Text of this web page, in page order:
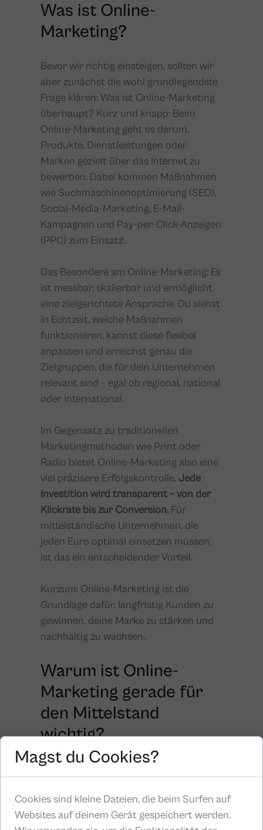
Was ist Online-
Marketing?
Bevor wir richtig einsteigen, sollten wir
aber zunächst die wohl grundlegendste
Frage klären: Was ist Online-Marketing
überhaupt? Kurz und knapp: Beim
Online-Marketing geht es darum,
Produkte, Dienstleistungen oder
Marken gezielt über das Internet zu
bewerben. Dabei kommen Maßnahmen
wie Suchmaschinenoptimierung (SEO),
Social-Media-Marketing, E-Mail-
Kampagnen und Pay-per-Click-Anzeigen
(PPC) zum Einsatz.
Das Besondere am Online-Marketing: Es
ist messbar, skalierbar und ermöglicht
eine zielgerichtete Ansprache. Du siehst
in Echtzeit, welche Maßnahmen
funktionieren, kannst diese flexibel
anpassen und erreichst genau die
Zielgruppen, die für dein Unternehmen
relevant sind – egal ob regional, national
oder international.
Im Gegensatz zu traditionellen
Marketingmethoden wie Print oder
Radio bietet Online-Marketing also eine
viel präzisere Erfolgskontrolle. Jede
Investition wird transparent – von der
Klickrate bis zur Conversion. Für
mittelständische Unternehmen, die
jeden Euro optimal einsetzen müssen,
ist das ein entscheidender Vorteil.
Kurzum: Online-Marketing ist die
Grundlage dafür, langfristig Kunden zu
gewinnen, deine Marke zu stärken und
nachhaltig zu wachsen.
Warum ist Online-
Marketing gerade für
den Mittelstand
wichtig?
Das Kundenverhalten hat sich in den
verändert:80 % aller
Kaufentscheidungen im B2B-Bereich
Magst du Cookies?
Cookies sind kleine Dateien, die beim Surfen auf
Websites auf deinem Gerät gespeichert werden.